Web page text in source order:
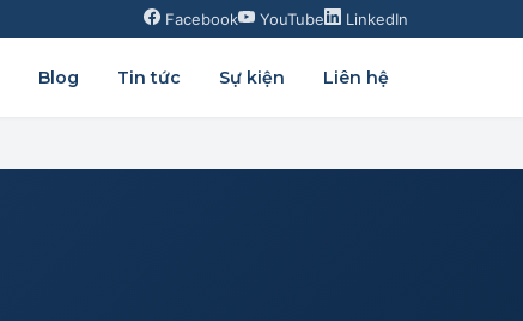
Facebook YouTube LinkedIn
Blog Tin tức Sự kiện Liên hệ